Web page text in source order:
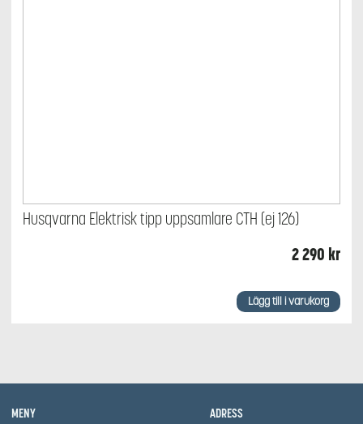
Husqvarna Elektrisk tipp uppsamlare CTH (ej 126)
2 290 kr
Lägg till i varukorg
MENY ADRESS